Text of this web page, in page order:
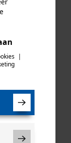
325, 7
Husqvarna
|